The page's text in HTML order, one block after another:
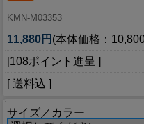
KMN-M03353
11,880円 (本体価格：
[108ポイント進呈 ]
[ 送料込 ]
サイズ／カラー